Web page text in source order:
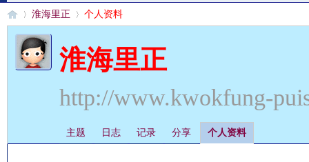
›
淮海里正
›
个人资料
淮海里正
http://www.kwokfung-
主题 日志 记录 分享 个人资料